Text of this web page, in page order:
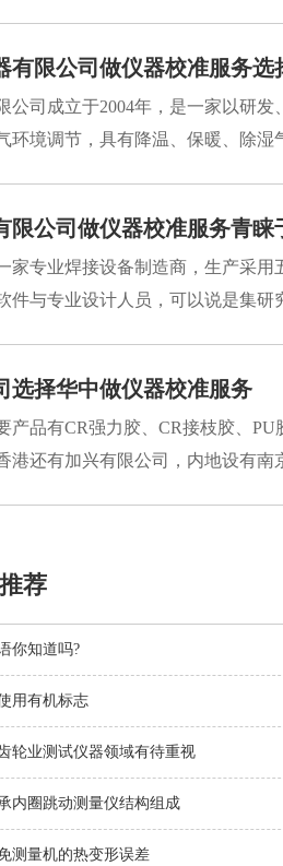
有限公司做仪器校准服务选
公司成立于2004年，是一家以研
环境调节，具有降温、保暖、除
限公司做仪器校准服务青睐
家专业焊接设备制造商，生产采
件与专业设计人员，可以说是集
选择华中做仪器校准服务
产品有CR强力胶、CR接枝胶、
港还有加兴有限公司，内地设有
荐
你知道吗?
用有机标志
轮业测试仪器领域有待重视
内圈跳动测量仪结构组成
测量机的热变形误差